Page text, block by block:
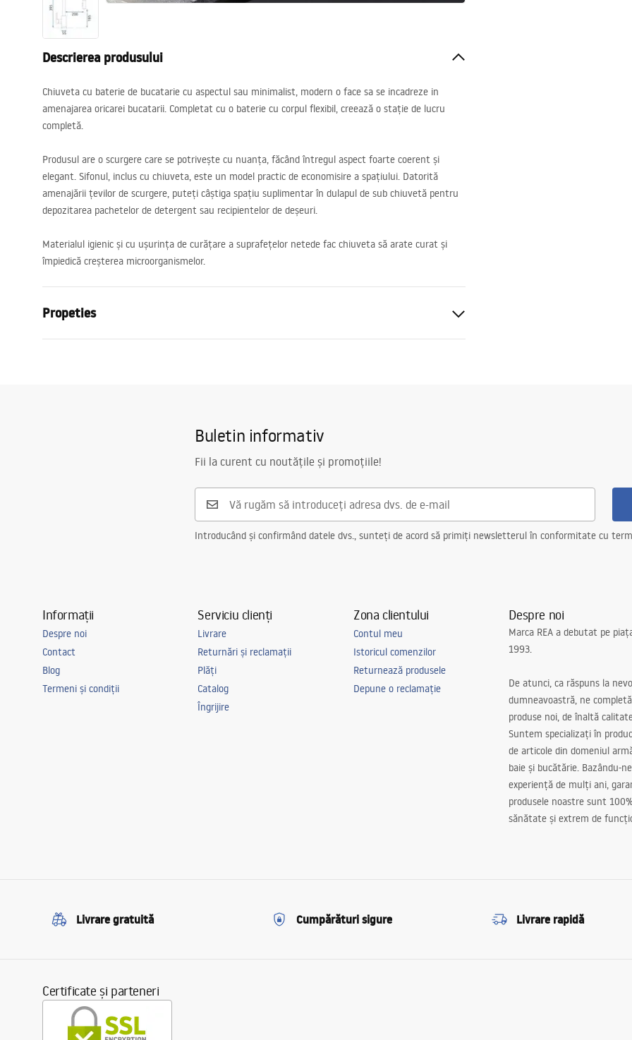
Descrierea produsului
Chiuveta cu baterie de bucatarie cu aspectul sau minimalist, modern o face sa se incadreze in
amenajarea oricarei bucatarii. Completat cu o baterie cu corpul flexibil, creează o stație de lucru
completă.
Produsul are o scurgere care se potrivește cu nuanța, făcând întregul aspect foarte coerent și
elegant. Sifonul, inclus cu chiuveta, este un model practic de economisire a spațiului. Datorită
amenajării țevilor de scurgere, puteți câștiga spațiu suplimentar în dulapul de sub chiuvetă pentru
depozitarea pachetelor de detergent sau recipientelor de deșeuri.
Materialul igienic și cu ușurința de curățare a suprafețelor netede fac chiuveta să arate curat și
împiedică creșterea microorganismelor.
Propeties
Oţel inoxidabil
Cupru periat
garnitura, sifon cu sita, suporturi de fixare
90 mm
universal, cu sita
luni pentru alte elemente
Buletin informativ
Fii la curent cu noutățile și promoțiile!
Introducând și confirmând datele dvs., sunteți de acord să primiți newsletterul în conformitate cu
Informații
Despre noi
Contact
Blog
Termeni și condiții
Serviciu clienți
Livrare
Returnări și reclamații
Plăți
Catalog
Îngrijire
Zona clientului
Contul meu
Istoricul comenzilor
Returnează produsele
Depune o reclamație
Despre noi
Marca REA a debutat pe
1993.
De atunci, ca răspuns la
dumneavoastră, ne
produse noi, de înaltă
Suntem specializați în
de articole din domeniul
baie și bucătărie. Bazându-
experiență de mulți ani,
produsele noastre sunt
sănătate și extrem de
Livrare gratuită Cumpărături sigure Livrare rapidă
Certificate și parteneri